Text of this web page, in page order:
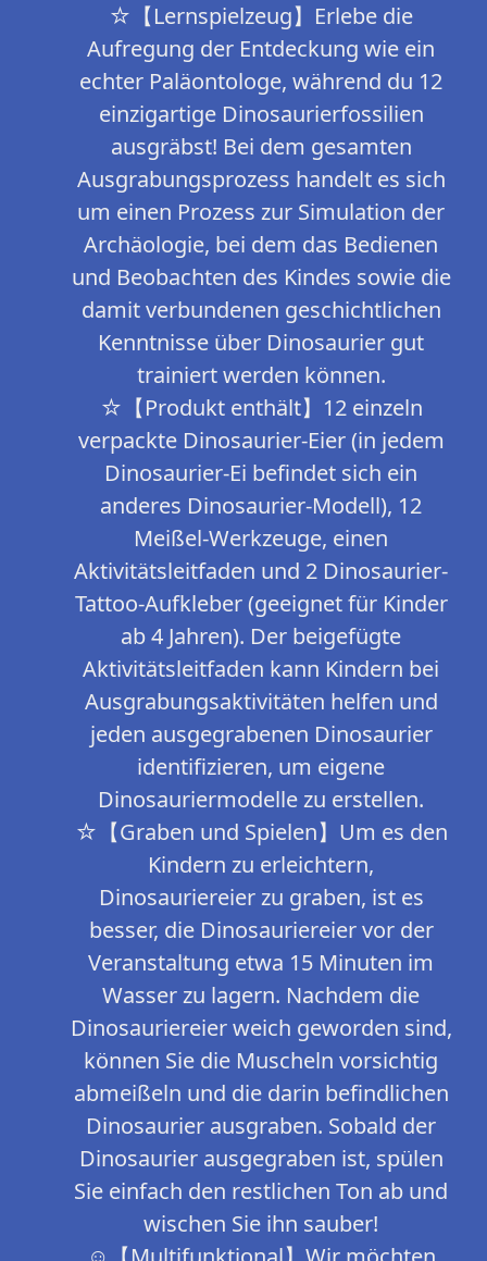
☆【Lernspielzeug】Erlebe die
Aufregung der Entdeckung wie ein
echter Paläontologe, während du 12
einzigartige Dinosaurierfossilien
ausgräbst! Bei dem gesamten
Ausgrabungsprozess handelt es sich
um einen Prozess zur Simulation der
Archäologie, bei dem das Bedienen
und Beobachten des Kindes sowie die
damit verbundenen geschichtlichen
Kenntnisse über Dinosaurier gut
trainiert werden können.
☆【Produkt enthält】12 einzeln
verpackte Dinosaurier-Eier (in jedem
Dinosaurier-Ei befindet sich ein
anderes Dinosaurier-Modell), 12
Meißel-Werkzeuge, einen
Aktivitätsleitfaden und 2 Dinosaurier-
Tattoo-Aufkleber (geeignet für Kinder
ab 4 Jahren). Der beigefügte
Aktivitätsleitfaden kann Kindern bei
Ausgrabungsaktivitäten helfen und
jeden ausgegrabenen Dinosaurier
identifizieren, um eigene
Dinosauriermodelle zu erstellen.
☆【Graben und Spielen】Um es den
Kindern zu erleichtern,
Dinosauriereier zu graben, ist es
besser, die Dinosauriereier vor der
Veranstaltung etwa 15 Minuten im
Wasser zu lagern. Nachdem die
Dinosauriereier weich geworden sind,
können Sie die Muscheln vorsichtig
abmeißeln und die darin befindlichen
Dinosaurier ausgraben. Sobald der
Dinosaurier ausgegraben ist, spülen
Sie einfach den restlichen Ton ab und
wischen Sie ihn sauber!